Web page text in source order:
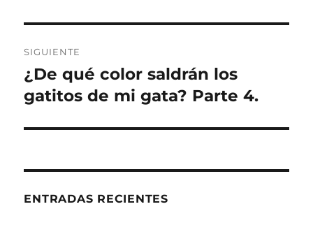
SIGUIENTE
Entrada
siguiente:
¿De qué color saldrán los
gatitos de mi gata? Parte 4.
ENTRADAS RECIENTES